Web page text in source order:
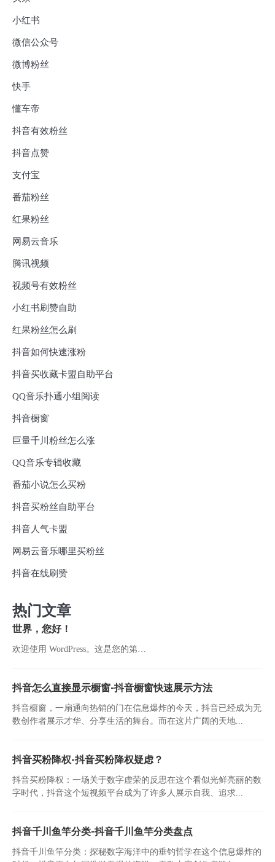
小红书
微信公众号
微博粉丝
快手
懂车帝
抖音有效粉丝
抖音点赞
支付宝
番茄粉丝
红果粉丝
网易云音乐
腾讯视频
视频号有效粉丝
小红书刷赞自助
红果粉丝怎么刷
抖音如何快速涨粉
抖音买收藏卡盟自助平台
QQ音乐扑通小组阅读
抖音橱窗
巨量千川粉丝怎么涨
QQ音乐专辑收藏
番茄小说怎么买粉
抖音买粉丝自助平台
抖音人气卡盟
网易云音乐哪里买粉丝
抖音在线刷赞
热门文章
世界，您好！
欢迎使用 WordPress。这是您的第…
抖音怎么直接显示橱窗-抖音橱窗快速展示方法
抖音橱窗，一扇通向热销的门在信息爆炸的今天，抖音已经成为无
数创作者展示才华、分享生活的舞台。而在这片广阔的天地...
抖音买粉降权-抖音买粉降权疑虑？
抖音买粉降权：一场关于数字虚荣的反思在这个看似光鲜亮丽的数
字时代，抖音这个短视频平台成为了许多人展示自我、追求...
抖音千川鱼竿分类-抖音千川鱼竿分类盘点
抖音千川鱼竿分类：探秘数字海洋中的垂钓哲学在这个信息爆炸的